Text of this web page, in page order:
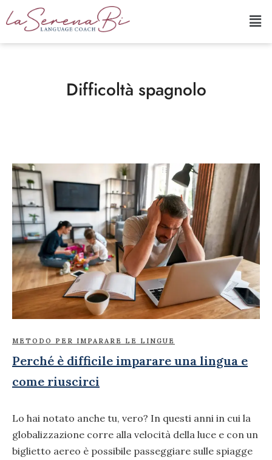
Difficoltà spagnolo
METODO PER IMPARARE LE LINGUE
Perché è difficile imparare una lingua e
come riuscirci
Lo hai notato anche tu, vero? In questi anni in cui la
globalizzazione corre alla velocità della luce e con un
biglietto aereo è possibile passeggiare sulle spiagge